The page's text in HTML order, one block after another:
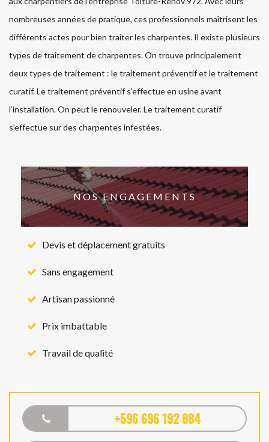
nombreuses années de pratique, ces professionnels maîtrisent les
différents actes pour bien traiter les charpentes. Il existe plusieurs
types de traitement de charpentes. On trouve principalement
deux types de traitement : le traitement préventif et le traitement
curatif. Le traitement préventif s’effectue en usine avant
l’installation. On peut le renouveler. Le traitement curatif
s’effectue sur des charpentes infestées.
NOS ENGAGEMENTS
Devis et déplacement gratuits
Sans engagement
Artisan passionné
Prix imbattable
Travail de qualité
+596 696 192 884